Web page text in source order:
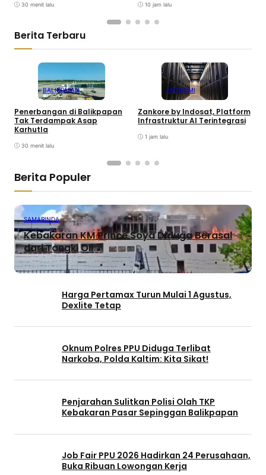
30 menit lalu 10 jam lalu
Berita Terbaru
BALIKPAPAN
Penerbangan di Balikpapan
Tak Terdampak Asap
Karhutla
30 menit lalu
EKONOMI
Zankore by Indosat, Platform
Infrastruktur AI Terintegrasi
1 jam lalu
Berita Populer
SAMARINDA
Kebakaran KM Prince Soya Diduga Berasal
dari Tangki Oli
Harga Pertamax Turun Mulai 1 Agustus,
Dexlite Tetap
Oknum Polres PPU Diduga Terlibat
Narkoba, Polda Kaltim: Kita Sikat!
Penjarahan Sulitkan Polisi Olah TKP
Kebakaran Pasar Sepinggan Balikpapan
Job Fair PPU 2026 Hadirkan 24 Perusahaan,
Buka Ribuan Lowongan Kerja